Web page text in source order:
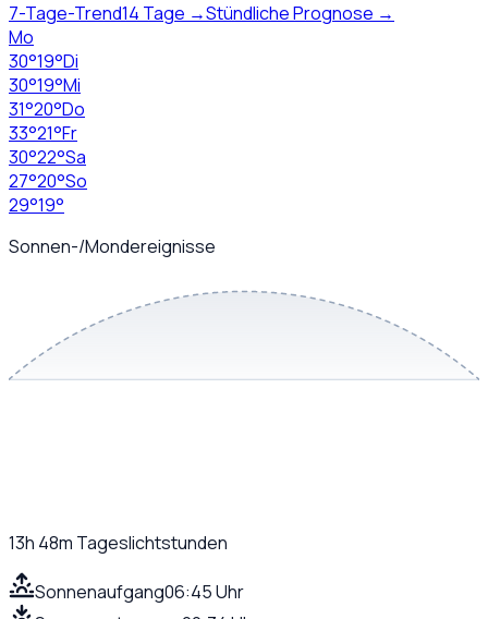
7-Tage-Trend14 Tage →Stündliche Prognose →
Mo
30°19°Di
30°19°Mi
31°20°Do
33°21°Fr
30°22°Sa
27°20°So
29°19°
Sonnen-/Mondereignisse
13h 48m Tageslichtstunden
Sonnenaufgang06:45 Uhr